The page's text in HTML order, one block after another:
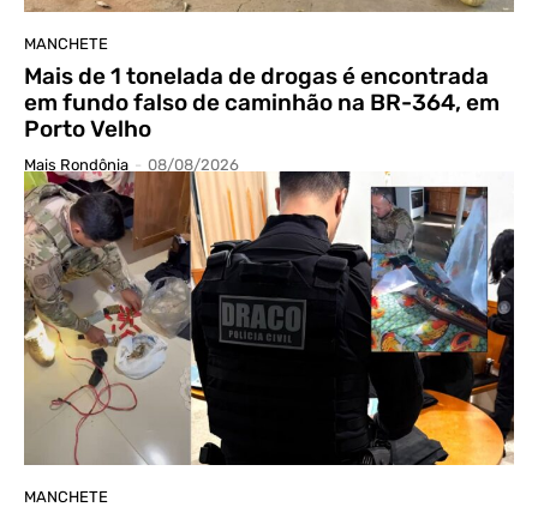
MANCHETE
Mais de 1 tonelada de drogas é encontrada
em fundo falso de caminhão na BR-364, em
Porto Velho
Mais Rondônia - 08/08/2026
MANCHETE